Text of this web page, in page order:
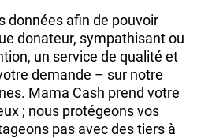
données afin de pouvoir
donateur, sympathisant ou
un service de qualité et
demande – sur notre
Mama Cash prend votre
; nous protégeons vos
pas avec des tiers à